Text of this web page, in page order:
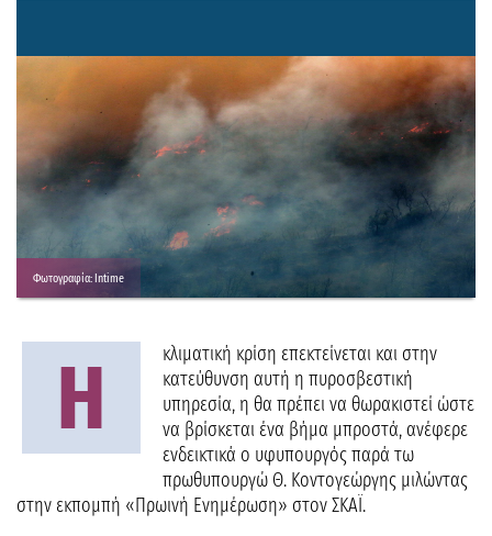
Φωτογραφία: Intime
Η
κλιματική κρίση επεκτείνεται και στην
κατεύθυνση αυτή η πυροσβεστική
υπηρεσία, η θα πρέπει να θωρακιστεί ώστε
να βρίσκεται ένα βήμα μπροστά, ανέφερε
ενδεικτικά ο υφυπουργός παρά τω
πρωθυπουργώ Θ. Κοντογεώργης μιλώντας
στην εκπομπή «Πρωινή Ενημέρωση» στον ΣΚΑΪ.